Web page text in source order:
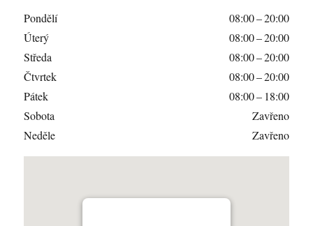
Pondělí
08:00 – 20:00
Úterý
08:00 – 20:00
Středa
08:00 – 20:00
Čtvrtek
08:00 – 20:00
Pátek
08:00 – 18:00
Sobota
Zavřeno
Neděle
Zavřeno